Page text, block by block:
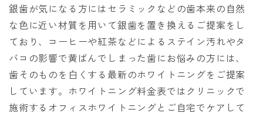
銀歯が気になる方にはセラミックなどの歯本来の自然
な色に近い材質を用いて銀歯を置き換えるご提案をし
ており、コーヒーや紅茶などによるステイン汚れやタ
バコの影響で黄ばんでしまった歯にお悩みの方には、
歯そのものを白くする最新のホワイトニングをご提案
しています。ホワイトニング料金表ではクリニックで
施術するオフィスホワイトニングとご自宅でケアして